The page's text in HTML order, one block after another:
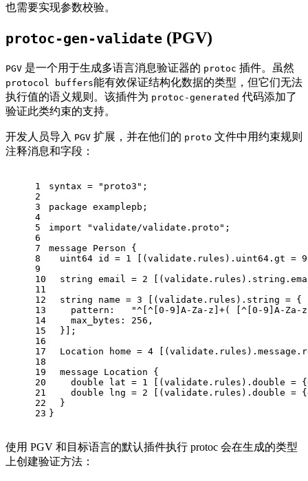
也需要实现参数校验。
protoc-gen-validate (PGV)
PGV 是一个用于生成多语言消息验证器的 protoc 插件。虽然
protocol buffers能有效保证结构化数据的类型，但它们无法
执行值的语义规则。该插件为 protoc-generated 代码添加了
验证此类约束的支持。
开发人员导入 PGV 扩展，并在他们的 proto 文件中用约束规则
注释消息和字段：
1
2
3
4
5
6
7
8
9
10
11
12
13
14
15
16
17
18
19
20
21
22
23
syntax = "proto3" ;
package examplepb;
import
"validate/validate.proto" ;
message Person {
uint64 id = 1 [(validate.rules). uint64 .gt =
string email = 2 [(validate.rules). string
string name = 3 [(validate.rules). string = {
    pattern:
"^[^[0-9]A-Za-z]+( [^[0-9]A-Za-
    max_bytes:
256 ,
  }];
  Location home =
4 [(validate.rules).message.
message Location {
double lat = 1 [(validate.rules). double =
double lng = 2 [(validate.rules). double =
  }
}
使用 PGV 和目标语言的默认插件执行 protoc 会在生成的类型
上创建验证方法：